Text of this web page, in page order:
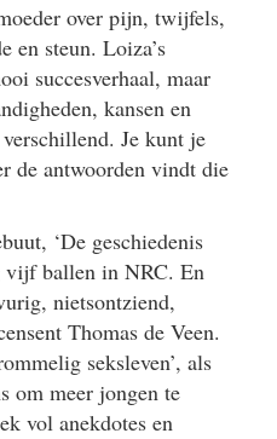
over pijn, twijfels,
en steun. Loiza’s
succesverhaal, maar
kansen en
Je kunt je
de antwoorden vindt die
‘De geschiedenis
vijf ballen in NRC. En
nietsontziend,
Thomas de Veen.
seksleven’, als
om meer jongen te
vol anekdotes en